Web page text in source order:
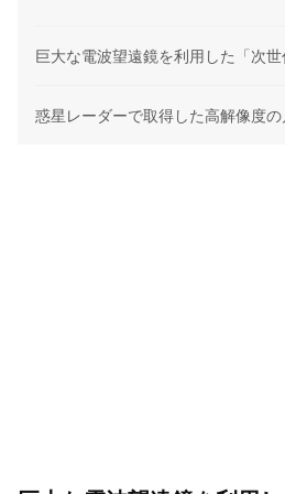
巨大な電波望遠鏡を利用した「次世
惑星レーダーで取得した高解像度